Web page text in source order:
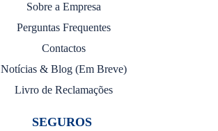
Sobre a Empresa
Perguntas Frequentes
Contactos
Notícias & Blog (Em Breve)
Livro de Reclamações
SEGUROS